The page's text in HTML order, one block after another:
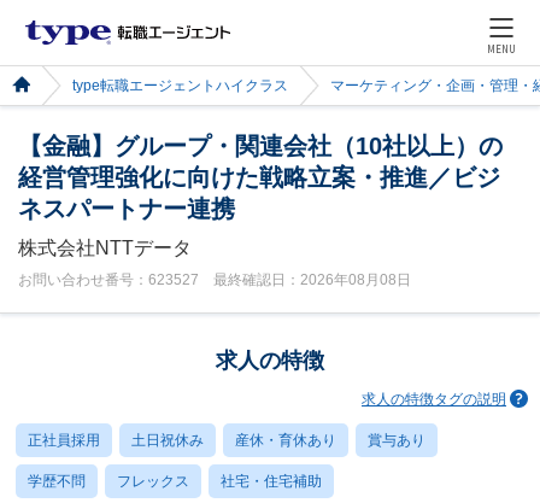
MENU
type転職エージェントハイクラス マーケティング・企画・管理・
【金融】グループ・関連会社（10社以上）の
経営管理強化に向けた戦略立案・推進／ビジ
ネスパートナー連携
株式会社NTTデータ
お問い合わせ番号：623527 最終確認日：2026年08月08日
求人の特徴
求人の特徴タグの説明
正社員採用 土日祝休み 産休・育休あり 賞与あり
学歴不問 フレックス 社宅・住宅補助